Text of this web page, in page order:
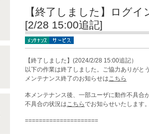
【終了しました】ログ
[2/28 15:00追記]
【終了しました】(2024/2/28 15:00追記）
以下の作業は終了しました。ご協力ありがと
メンテナンス終了のお知らせはこちら
本メンテナンス後、一部ユーザに動作不具合
不具合の状況はこちらでお知らせいたします。
=====================